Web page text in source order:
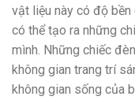
vật liệu này có độ
có thể tạo ra những
mình. Những chiếc
không gian trang trí
không gian sống của